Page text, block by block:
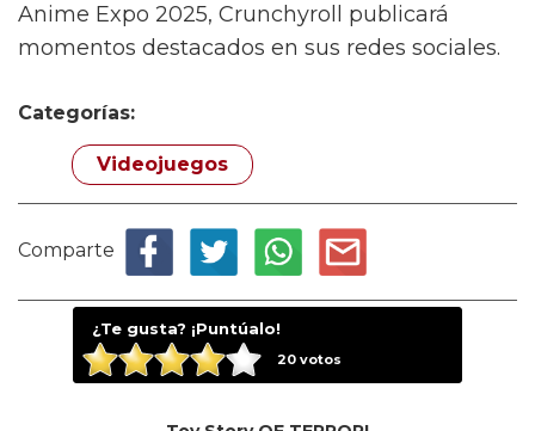
Anime Expo 2025, Crunchyroll publicará
momentos destacados en sus redes sociales.
Categorías:
Videojuegos
Comparte
¿Te gusta? ¡Puntúalo!
20votos